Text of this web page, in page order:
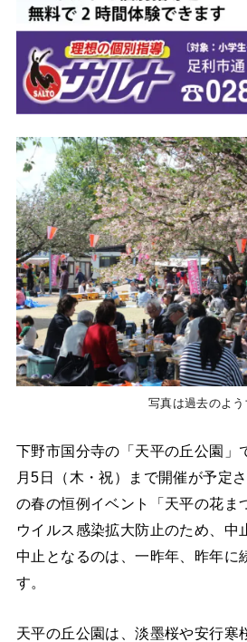
写真は過去のよう
下野市国分寺の「天平の丘公園」
月5日（木・祝）まで開催が予定
の春の恒例イベント「天平の花ま
ウイルス感染拡大防止のため、中
中止となるのは、一昨年、昨年に
す。
天平の丘公園は、淡墨桜や安行寒